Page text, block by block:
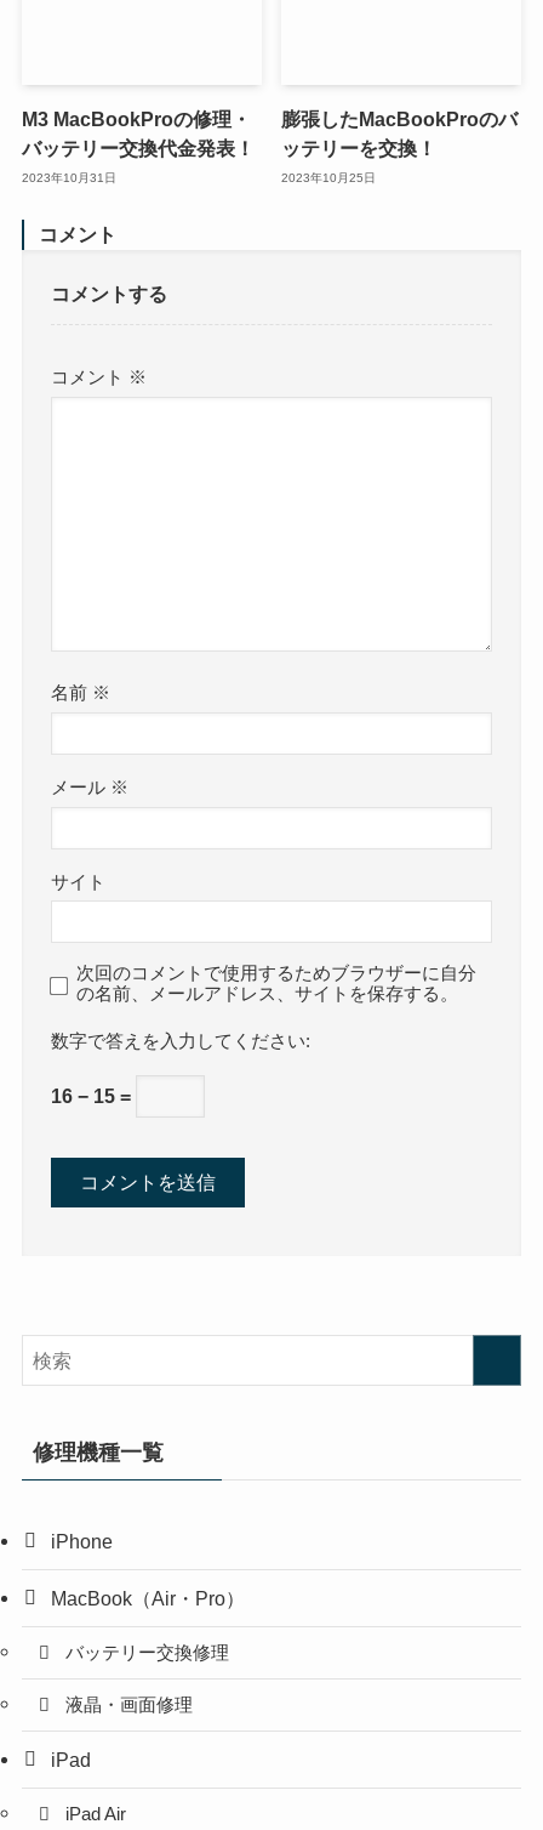
M3 MacBookProの修理・
バッテリー交換代金発表！
2023年10月31日
膨張したMacBookProのバ
ッテリーを交換！
2023年10月25日
コメント
コメントする
コメント ※
名前 ※
メール ※
サイト
次回のコメントで使用するためブラウザーに自分
の名前、メールアドレス、サイトを保存する。
数字で答えを入力してください:
16 − 15 =
修理機種一覧
iPhone
MacBook（Air・Pro）
バッテリー交換修理
液晶・画面修理
iPad
iPad Air